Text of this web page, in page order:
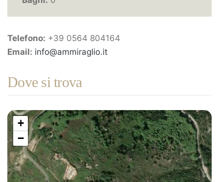
Telefono: +39 0564 804164
Email: info@ammiraglio.it
Dove si trova
+
−